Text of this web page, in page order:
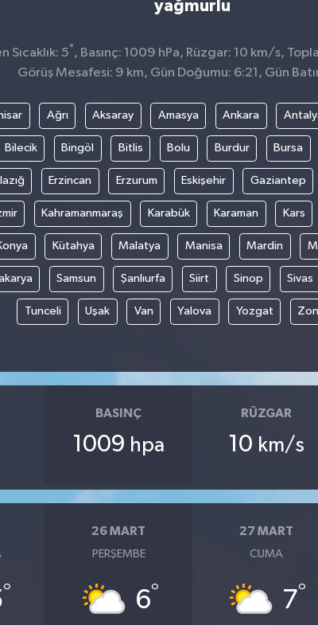
yağmurlu
Sıcaklık: 5° , Basınç: 1009 hPa, Rüzgar: 10 km/s,
Görüş Mesafesi: 9 km, Gün Doğumu: 6:21, Gün
Ağrı Aksaray Amasya Ankara
Bilecik Bingöl Bitlis Bolu Burdur Bursa
Erzincan Erzurum Eskişehir Gaziantep
Kahramanmaraş Karabük Karaman Kars
Kütahya Malatya Manisa Mardin
Samsun Şanlıurfa Siirt Sinop Sivas
Tunceli Uşak Van Yalova Yozgat
BASINÇ
1009 hpa
RÜZGAR
10 km/s
°
26 MART
PERŞEMBE
6°
27 MART
CUMA
7°